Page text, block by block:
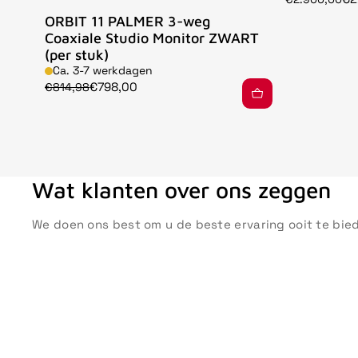
ORBIT 11 PALMER 3-weg
Coaxiale Studio Monitor ZWART
(per stuk)
Ca. 3-7 werkdagen
€814,98€798,00
Wat klanten over ons zeggen
We doen ons best om u de beste ervaring ooit te